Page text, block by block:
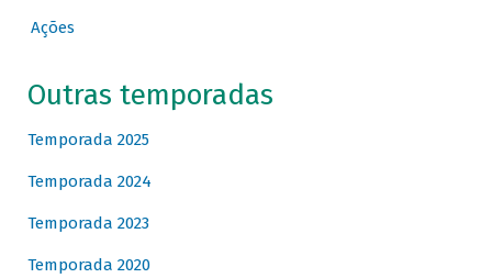
Ações
Outras temporadas
Temporada 2025
Temporada 2024
Temporada 2023
Temporada 2020